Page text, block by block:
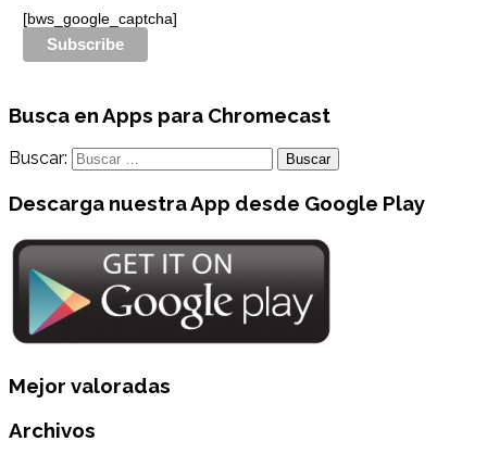
[bws_google_captcha]
Busca en Apps para Chromecast
Buscar:
Descarga nuestra App desde Google Play
Mejor valoradas
Archivos